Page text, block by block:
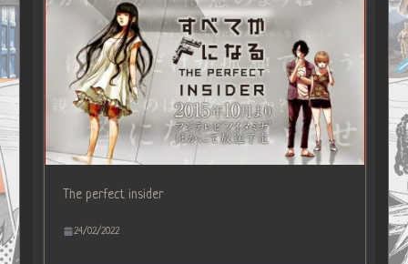
The perfect insider
24/02/2022